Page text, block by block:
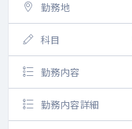
勤務地
科目
勤務内容
勤務内容詳細